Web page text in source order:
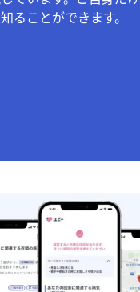
ることができます。